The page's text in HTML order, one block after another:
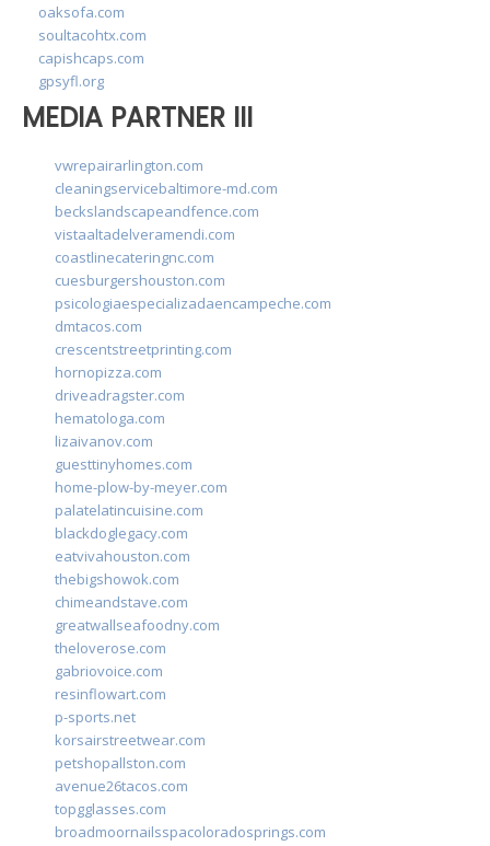
oaksofa.com
soultacohtx.com
capishcaps.com
gpsyfl.org
MEDIA PARTNER III
vwrepairarlington.com
cleaningservicebaltimore-md.com
beckslandscapeandfence.com
vistaaltadelveramendi.com
coastlinecateringnc.com
cuesburgershouston.com
psicologiaespecializadaencampeche.com
dmtacos.com
crescentstreetprinting.com
hornopizza.com
driveadragster.com
hematologa.com
lizaivanov.com
guesttinyhomes.com
home-plow-by-meyer.com
palatelatincuisine.com
blackdoglegacy.com
eatvivahouston.com
thebigshowok.com
chimeandstave.com
greatwallseafoodny.com
theloverose.com
gabriovoice.com
resinflowart.com
p-sports.net
korsairstreetwear.com
petshopallston.com
avenue26tacos.com
topgglasses.com
broadmoornailsspacoloradosprings.com